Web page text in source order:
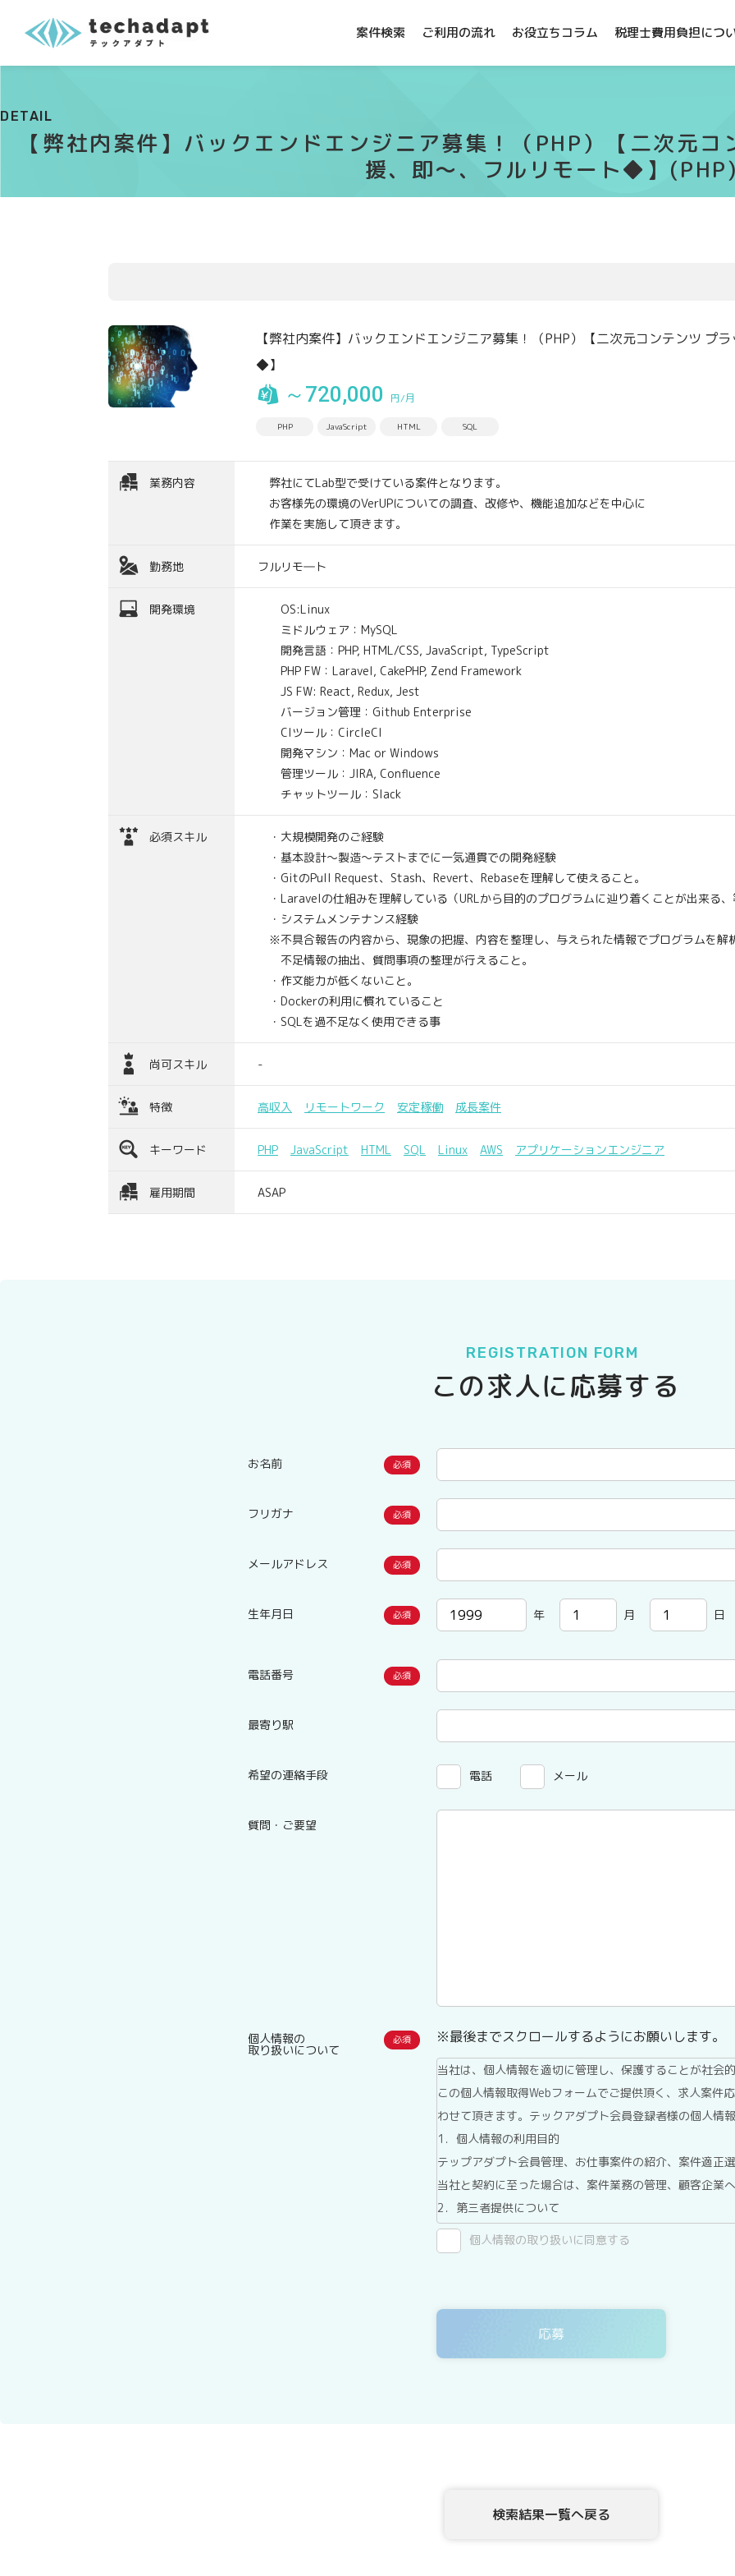
案件検索 ご利用の流れ お役立ちコラム 税理士費用負担につ
DETAIL
【弊社内案件】バックエンドエンジニア募集！（PHP）【二次元
援、即～、フルリモート◆】(PHP)
【弊社内案件】バックエンドエンジニア募集！（PHP）【二次元コンテンツ プ
◆】
～720,000 円/月
PHP JavaScript HTML SQL
業務内容
弊社にてLab型で受けている案件となります。
お客様先の環境のVerUPについての調査、改修や、機能追加などを中心に
作業を実施して頂きます。
勤務地 フルリモ―ト
開発環境
OS:Linux
ミドルウェア：MySQL
開発言語：PHP, HTML/CSS, JavaScript, TypeScript
PHP FW：Laravel, CakePHP, Zend Framework
JS FW: React, Redux, Jest
バージョン管理：Github Enterprise
CIツール：CircleCI
開発マシン：Mac or Windows
管理ツール：JIRA, Confluence
チャットツール：Slack
必須スキル
・大規模開発のご経験
・基本設計～製造～テストまでに一気通貫での開発経験
・GitのPull Request、Stash、Revert、Rebaseを理解して使えること。
・Laravelの仕組みを理解している（URLから目的のプログラムに辿り着くことが出来る、
・システムメンテナンス経験
※不具合報告の内容から、現象の把握、内容を整理し、与えられた情報でプログラムを解
不足情報の抽出、質問事項の整理が行えること。
・作文能力が低くないこと。
・Dockerの利用に慣れていること
・SQLを過不足なく使用できる事
尚可スキル -
特徴 高収入 リモートワーク 安定稼働 成長案件
キーワード PHP JavaScript HTML SQL Linux AWS アプリケーションエンジニア
雇用期間 ASAP
REGISTRATION FORM
この求人に応募する
お名前
フリガナ
メールアドレス
生年月日 年 月 日
電話番号
最寄り駅
希望の連絡手段 電話 メール
質問・ご要望
個人情報の
取り扱いについて
※最後までスクロールするようにお願いします。
当社は、個人情報を適切に管理し、保護することが社会
この個人情報取得Webフォームでご提供頂く、求人案件
わせて頂きます。テックアダプト会員登録者様の個人情
1．個人情報の利用目的
テップアダプト会員管理、お仕事案件の紹介、案件適正
当社と契約に至った場合は、案件業務の管理、顧客企業
2．第三者提供について
テックアダプト会員登録者情報は、法令に基づく場合、
ん。
4．開示等の請求について
テックアダプト会員登録者様が、当社に個人情報を提供
個人情報の取り扱いに同意する
検索結果一覧へ戻る